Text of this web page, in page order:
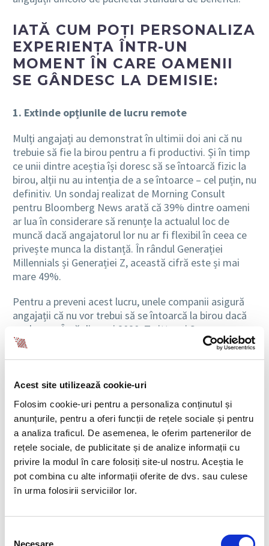
Acest site utilizează cookie-uri
Folosim cookie-uri pentru a personaliza conținutul și
anunțurile, pentru a oferi funcții de rețele sociale și pentru
a analiza traficul. De asemenea, le oferim partenerilor de
rețele sociale, de publicitate și de analize informații cu
privire la modul în care folosiți site-ul nostru. Aceștia le
pot combina cu alte informații oferite de dvs. sau culese
în urma folosirii serviciilor lor.
Necesare
IATĂ CUM POȚI PERSONALIZA
EXPERIENȚA ÎNTR-UN
MOMENT ÎN CARE OAMENII
SE GÂNDESC LA DEMISIE:
1. Extinde opțiunile de lucru remote
Mulți angajați au demonstrat în ultimii doi ani că nu
trebuie să fie la birou pentru a fi productivi. Și în timp
ce unii dintre aceștia își doresc să se întoarcă fizic la
birou, alții nu au intenția de a se întoarce – cel puțin, nu
definitiv. Un sondaj realizat de Morning Consult
pentru Bloomberg News arată că 39% dintre oameni
ar lua în considerare să renunțe la actualul loc de
muncă dacă angajatorul lor nu ar fi flexibil în ceea ce
privește munca la distanță. În rândul Generației
Millennials și Generației Z, această cifră este și mai
mare 49%.
Pentru a preveni acest lucru, unele companii asigură
angajații că nu vor trebui să se întoarcă la birou dacă
nu doresc. Încă din mai 2020, Twitter și Square au
anunțat că angajații vor avea opțiunea de a lucra de
acasă pentru totdeauna. De atunci, multe alte
remote sau trecând la un model hibrid.
Dacă nu ai făcut încă un anunț cu privire la modul în
care se va lucra după pandemie, așteptarea ar putea fi
riscantă. Angajații pot interpreta că se va renunța la
munca remote și vor fi nevoiți să revină la birou
(pentru că e greu ca echipele să se coordoneze, pentru
că este afectată cultura organizațională) și, în mod
preventiv, vor începe să caute joburi care să le ofere
Așadar este momentul să oferi colegilor o perspectivă